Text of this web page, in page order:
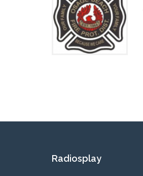
Radiosplay